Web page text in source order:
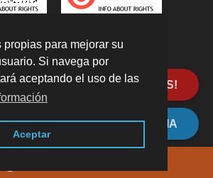
propias para mejorar su
Si navega por
aceptando el uso de las
Aceptar
POR VIDEOCONFERENCIA
González, 36, 2º izda, Madrid ·
Aviso
de cookies · Política de privacidad
reunión conmigo
DE DIVORCIO 2025 ¡GRATIS!